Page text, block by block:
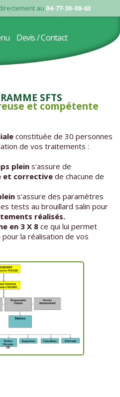
au 04-77-30-08-63
Devis / Contact
SFTS
et compétente
constituée de 30 personnes
de vos traitements :
plein s'assure de
et corrective de chacune de
s'assure des paramètres
tests au brouillard salin pour
réalisés.
en 3 X 8 ce qui lui permet
pour la réalisation de vos